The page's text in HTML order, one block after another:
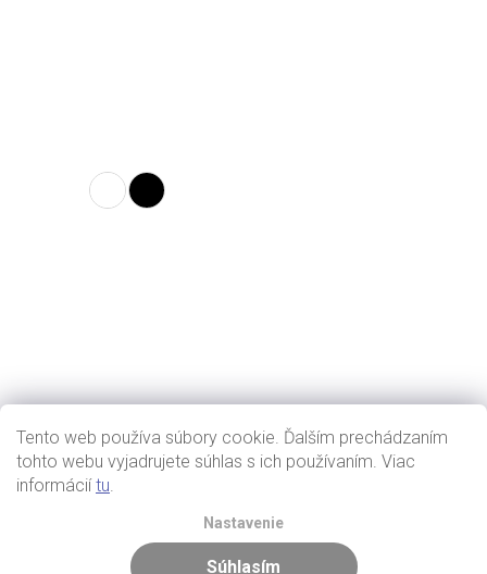
Tento web používa súbory cookie. Ďalším prechádzaním
tohto webu vyjadrujete súhlas s ich používaním. Viac
informáciítu.
Nastavenie
Súhlasím